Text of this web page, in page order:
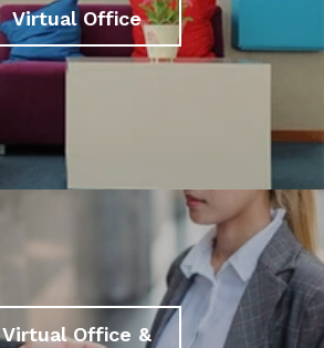
Virtual Office
Virtual Office &